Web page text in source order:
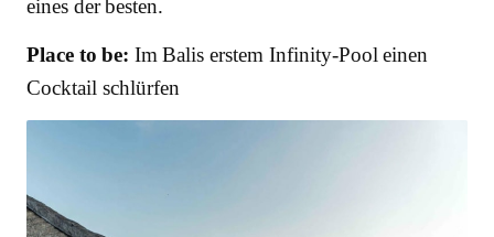
eines der besten.
Place to be: Im Balis erstem Infinity-Pool einen
Cocktail schlürfen